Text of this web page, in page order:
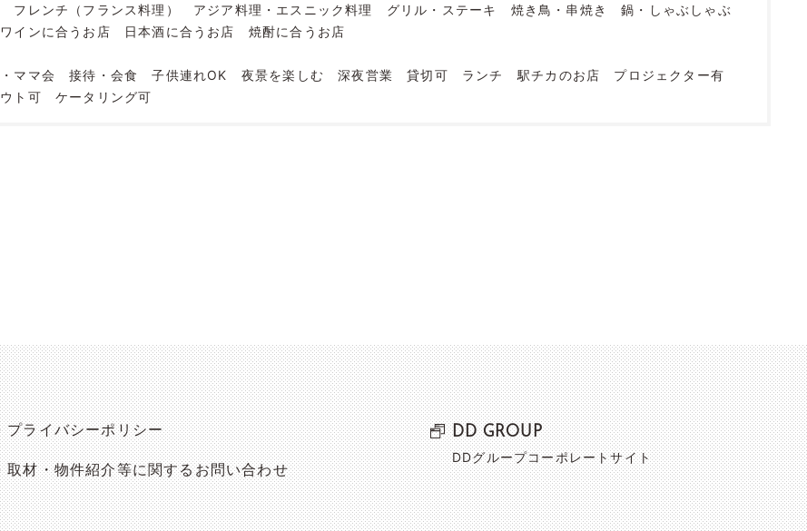
フレンチ（フランス料理） アジア料理・エスニック料理 グリル・ステーキ 焼き鳥・串焼き
鍋・しゃぶしゃぶ
ワインに合うお店 日本酒に合うお店
焼酎に合うお店
ママ会 接待・会食 子供連れOK 夜景を楽しむ 深夜営業 貸切可 ランチ 駅チカのお店
プロジェクター有
ト可 ケータリング可
プライバシーポリシー
取材・物件紹介等に関するお問い合わせ
DD GROUP
DDグループコーポレートサイト